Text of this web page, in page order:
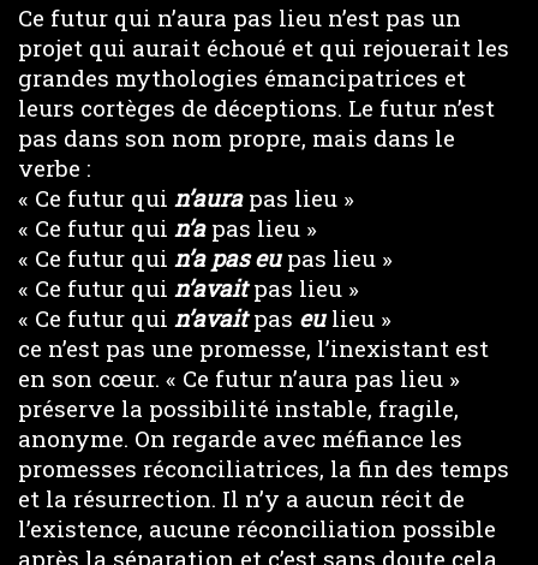
Ce futur qui n’aura pas lieu n’est pas un
projet qui aurait échoué et qui rejouerait les
grandes mythologies émancipatrices et
leurs cortèges de déceptions. Le futur n’est
pas dans son nom propre, mais dans le
verbe :
« Ce futur qui n’aurapas lieu »
« Ce futur qui n’apas lieu »
« Ce futur qui n’a pas eupas lieu »
« Ce futur qui n’avaitpas lieu »
« Ce futur qui n’avaitpas eulieu »
ce n’est pas une promesse, l’inexistant est
en son cœur. « Ce futur n’aura pas lieu »
préserve la possibilité instable, fragile,
anonyme. On regarde avec méfiance les
promesses réconciliatrices, la fin des temps
et la résurrection. Il n’y a aucun récit de
l’existence, aucune réconciliation possible
après la séparation et c’est sans doute cela